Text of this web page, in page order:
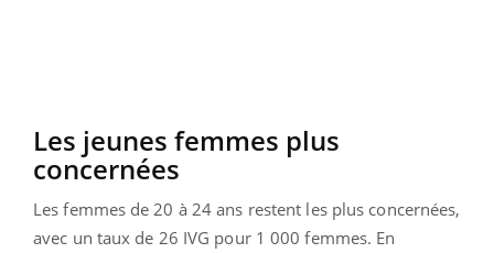
Les jeunes femmes plus
concernées
Les femmes de 20 à 24 ans restent les plus concernées,
avec un taux de 26 IVG pour 1 000 femmes. En